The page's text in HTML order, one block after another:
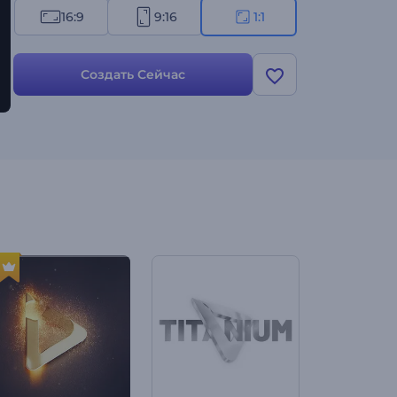
16:9 9:16 1:1
Создать Сейчас